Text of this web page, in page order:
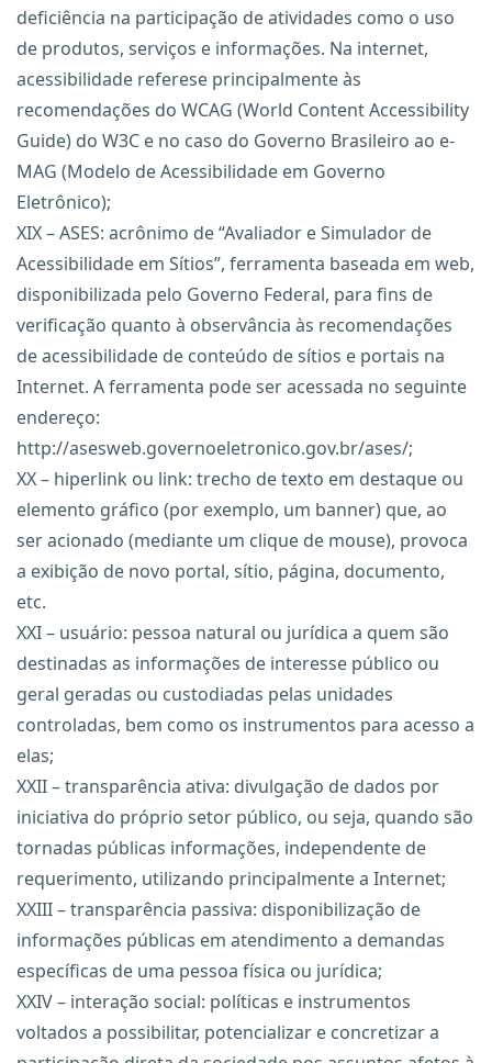
deficiência na participação de atividades como o uso
de produtos, serviços e informações. Na internet,
acessibilidade referese principalmente às
recomendações do WCAG (World Content Accessibility
Guide) do W3C e no caso do Governo Brasileiro ao e-
MAG (Modelo de Acessibilidade em Governo
Eletrônico);
XIX – ASES: acrônimo de “Avaliador e Simulador de
Acessibilidade em Sítios”, ferramenta baseada em web,
disponibilizada pelo Governo Federal, para fins de
verificação quanto à observância às recomendações
de acessibilidade de conteúdo de sítios e portais na
Internet. A ferramenta pode ser acessada no seguinte
endereço:
http://asesweb.governoeletronico.gov.br/ases/;
XX – hiperlink ou link: trecho de texto em destaque ou
elemento gráfico (por exemplo, um banner) que, ao
ser acionado (mediante um clique de mouse), provoca
a exibição de novo portal, sítio, página, documento,
etc.
XXI – usuário: pessoa natural ou jurídica a quem são
destinadas as informações de interesse público ou
geral geradas ou custodiadas pelas unidades
controladas, bem como os instrumentos para acesso a
elas;
XXII – transparência ativa: divulgação de dados por
iniciativa do próprio setor público, ou seja, quando são
tornadas públicas informações, independente de
requerimento, utilizando principalmente a Internet;
XXIII – transparência passiva: disponibilização de
informações públicas em atendimento a demandas
específicas de uma pessoa física ou jurídica;
XXIV – interação social: políticas e instrumentos
voltados a possibilitar, potencializar e concretizar a